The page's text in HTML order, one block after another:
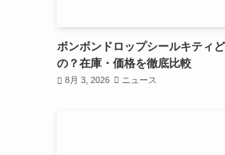
ボンボンドロップシールキティ
の？在庫・価格を徹底比較
8月 3, 2026 ニュース